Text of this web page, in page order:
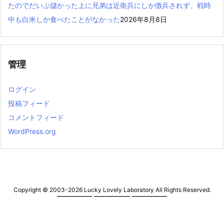
たのでだいぶ儲かった上に兄弟は近衛兵にしか徴兵されず、戦時
中も白米しか食べたことがなかった2026年8月8日
管理
ログイン
投稿フィード
コメントフィード
WordPress.org
Copyright © 2003-2026 Lucky Lovely Laboratory All Rights Reserved.